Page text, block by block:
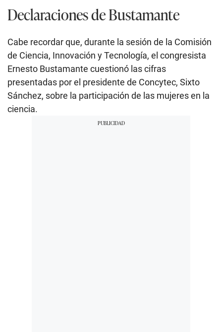
Declaraciones de Bustamante
Cabe recordar que, durante la sesión de la Comisión
de Ciencia, Innovación y Tecnología, el congresista
Ernesto Bustamante cuestionó las cifras
presentadas por el presidente de Concytec, Sixto
Sánchez, sobre la participación de las mujeres en la
ciencia.